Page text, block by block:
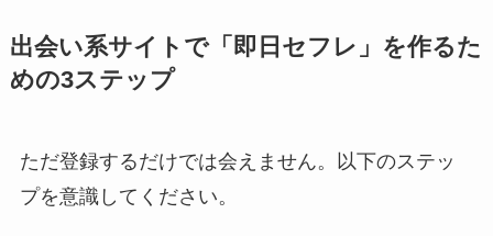
出会い系サイトで「即日セフレ」を作るた
めの3ステップ
ただ登録するだけでは会えません。以下のステッ
プを意識してください。